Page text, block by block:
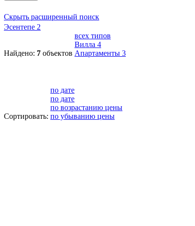
Скрыть расширенный поиск
Эсентепе 2
Найдено: 7 объектов
всех типов
Вилла 4
Апартаменты 3
Сортировать:
по дате
по дате
по возрастанию цены
по убыванию цены